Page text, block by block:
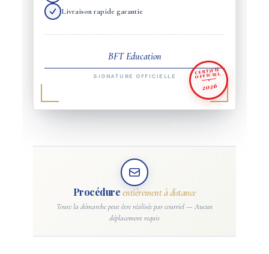
Livraison rapide garantie
BFT Education
SIGNATURE OFFICIELLE
CERTIFIÉ
OFFICIEL
2026
Procédure entièrement à distance
Toute la démarche peut être réalisée par courriel — Aucun
déplacement requis